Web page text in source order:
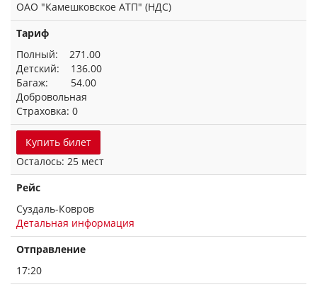
ОАО "Камешковское АТП" (НДС)
Тариф
Полный: 271.00
Детский: 136.00
Багаж: 54.00
Добровольная
Страховка: 0
Купить билет
Осталось: 25 мест
Рейс
Суздаль-Ковров
Детальная информация
Отправление
17:20